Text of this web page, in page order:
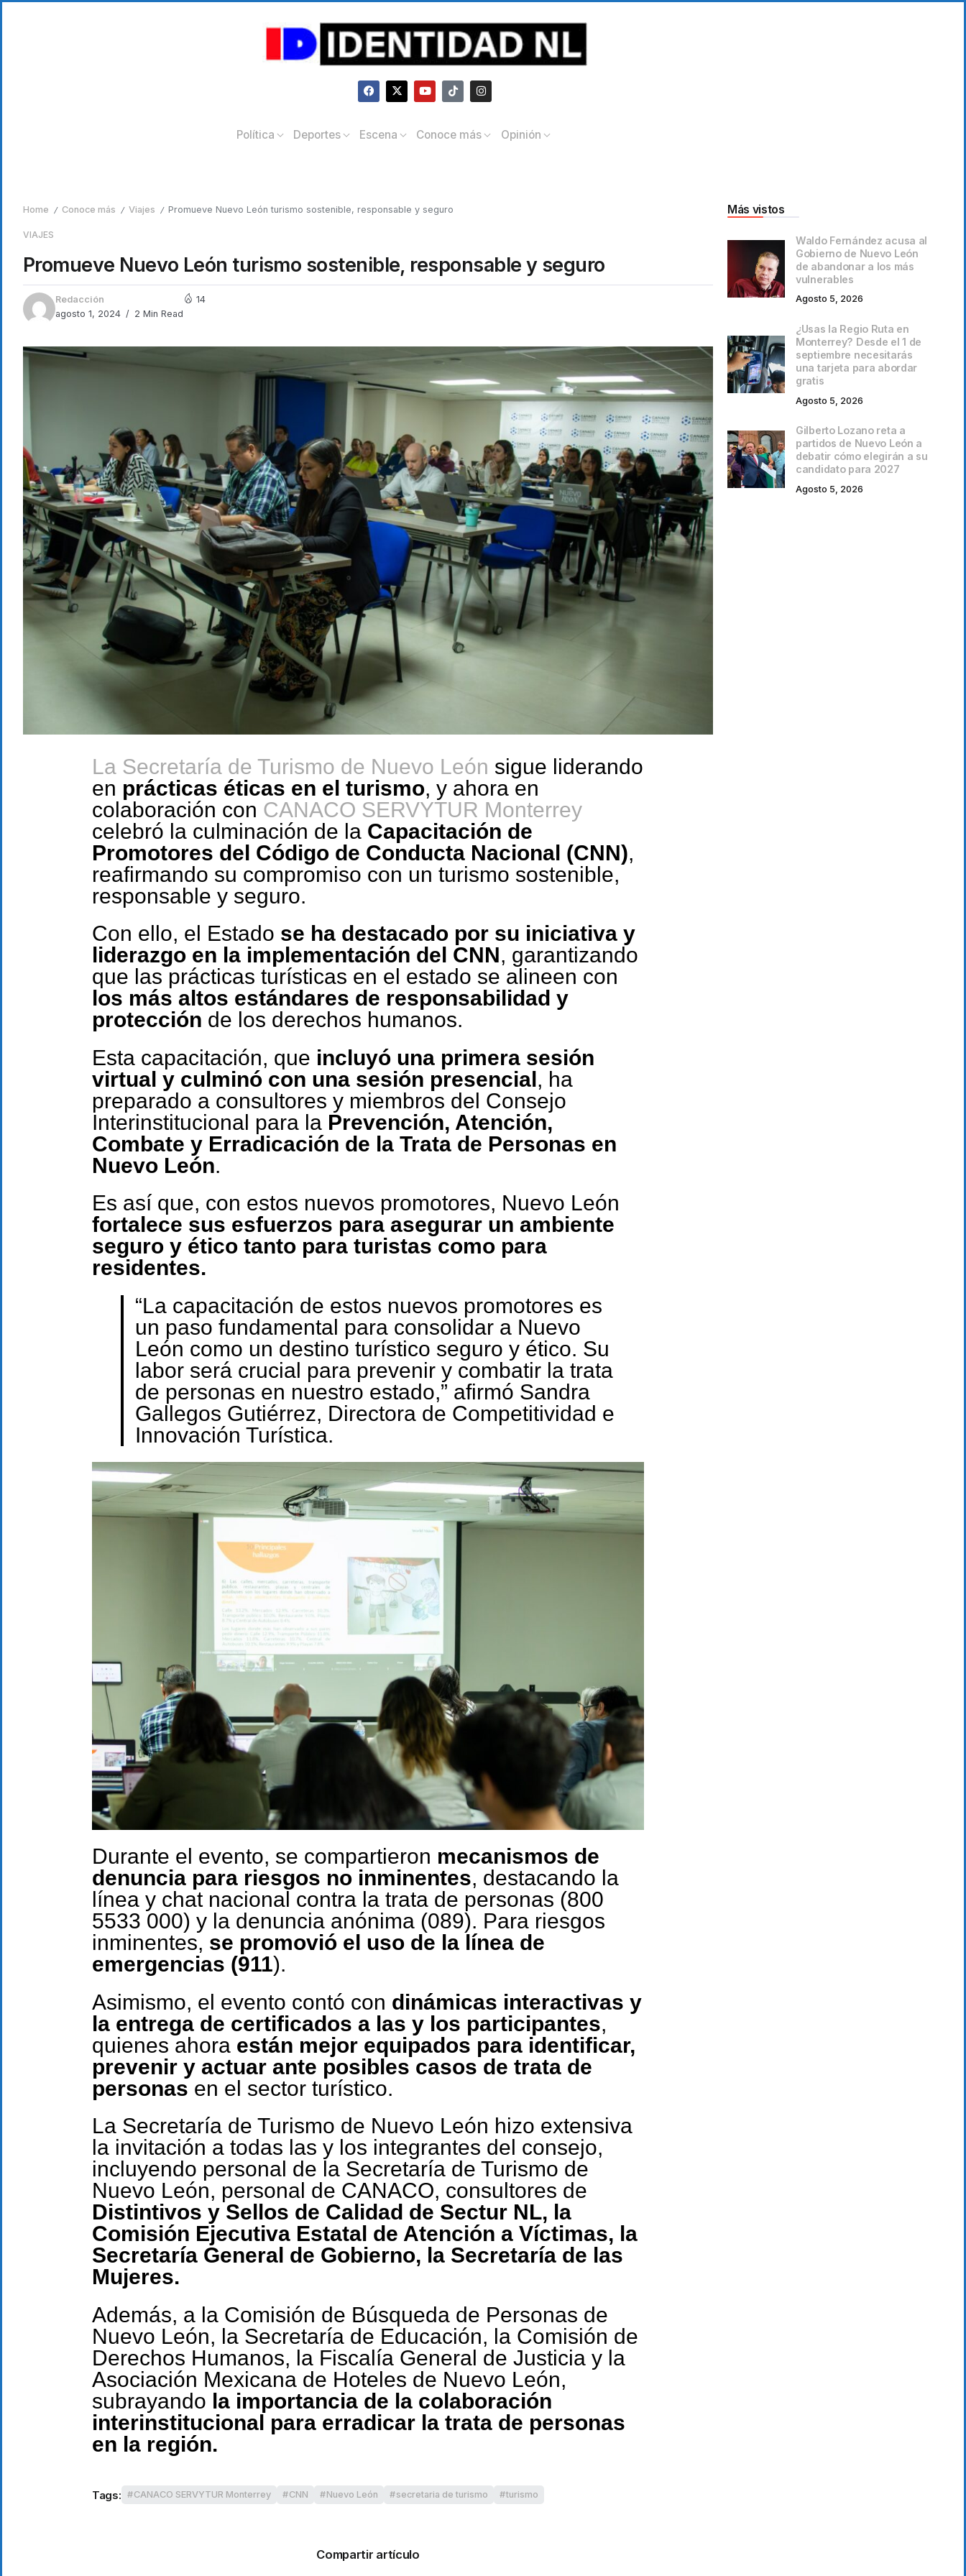
Política Deportes Escena Conoce más Opinión
Home / Conoce más / Viajes / Promueve Nuevo León turismo sostenible, responsable y seguro
VIAJES
Promueve Nuevo León turismo sostenible, responsable y seguro
Redacción
agosto 1, 2024
2 Min Read
14
La Secretaría de Turismo de Nuevo León sigue liderando
en prácticas éticas en el turismo, y ahora en
colaboración con CANACO SERVYTUR Monterrey
celebró la culminación de la Capacitación de
Promotores del Código de Conducta Nacional (CNN),
reafirmando su compromiso con un turismo sostenible,
responsable y seguro.
Con ello, el Estado se ha destacado por su iniciativa y
liderazgo en la implementación del CNN, garantizando
que las prácticas turísticas en el estado se alineen con
los más altos estándares de responsabilidad y
protección de los derechos humanos.
Esta capacitación, que incluyó una primera sesión
virtual y culminó con una sesión presencial, ha
preparado a consultores y miembros del Consejo
Interinstitucional para la Prevención, Atención,
Combate y Erradicación de la Trata de Personas en
Nuevo León.
Es así que, con estos nuevos promotores, Nuevo León
fortalece sus esfuerzos para asegurar un ambiente
seguro y ético tanto para turistas como para
residentes.
“La capacitación de estos nuevos promotores es
un paso fundamental para consolidar a Nuevo
León como un destino turístico seguro y ético. Su
labor será crucial para prevenir y combatir la trata
de personas en nuestro estado,” afirmó Sandra
Gallegos Gutiérrez, Directora de Competitividad e
Innovación Turística.
Durante el evento, se compartieron mecanismos de
denuncia para riesgos no inminentes, destacando la
línea y chat nacional contra la trata de personas (800
5533 000) y la denuncia anónima (089). Para riesgos
inminentes, se promovió el uso de la línea de
emergencias (911).
Asimismo, el evento contó con dinámicas interactivas y
la entrega de certificados a las y los participantes,
quienes ahora están mejor equipados para identificar,
prevenir y actuar ante posibles casos de trata de
personas en el sector turístico.
La Secretaría de Turismo de Nuevo León hizo extensiva
la invitación a todas las y los integrantes del consejo,
incluyendo personal de la Secretaría de Turismo de
Nuevo León, personal de CANACO, consultores de
Distintivos y Sellos de Calidad de Sectur NL, la
Comisión Ejecutiva Estatal de Atención a Víctimas, la
Secretaría General de Gobierno, la Secretaría de las
Mujeres.
Además, a la Comisión de Búsqueda de Personas de
Nuevo León, la Secretaría de Educación, la Comisión de
Derechos Humanos, la Fiscalía General de Justicia y la
Asociación Mexicana de Hoteles de Nuevo León,
subrayando la importancia de la colaboración
interinstitucional para erradicar la trata de personas
en la región.
Tags: CANACO SERVYTUR Monterrey CNN Nuevo León secretaria de turismo turismo
Compartir artículo
Más vistos
Waldo Fernández acusa al
Gobierno de Nuevo León
de abandonar a los más
vulnerables
Agosto 5, 2026
¿Usas la Regio Ruta en
Monterrey? Desde el 1 de
septiembre necesitarás
una tarjeta para abordar
gratis
Agosto 5, 2026
Gilberto Lozano reta a
partidos de Nuevo León a
debatir cómo elegirán a su
candidato para 2027
Agosto 5, 2026